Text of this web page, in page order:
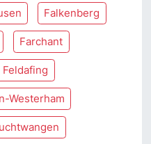
Falkenberg
Farchant
Feldafing
Westerham